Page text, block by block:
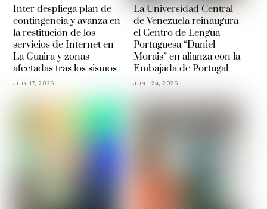
Inter despliega plan de
contingencia y avanza en
la restitución de los
servicios de Internet en
La Guaira y zonas
afectadas tras los sismos
JULY 17, 2026
La Universidad Central
de Venezuela reinaugura
el Centro de Lengua
Portuguesa “Daniel
Morais” en alianza con la
Embajada de Portugal
JUNE 24, 2026